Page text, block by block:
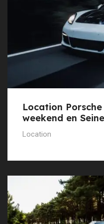
Location
weekend en
Location